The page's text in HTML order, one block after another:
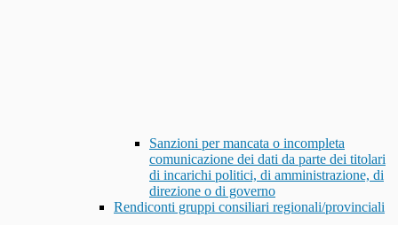
Sanzioni per mancata o incompleta
comunicazione dei dati da parte dei titolari
di incarichi politici, di amministrazione, di
direzione o di governo
Rendiconti gruppi consiliari regionali/provinciali